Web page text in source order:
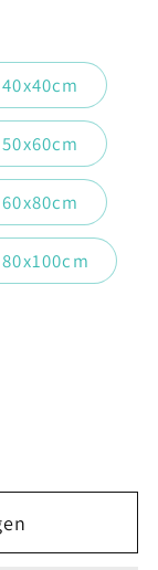
40x40cm
50x60cm
60x80cm
80x100cm